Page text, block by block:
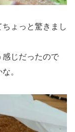
ょっと驚きまし
じだったので
。